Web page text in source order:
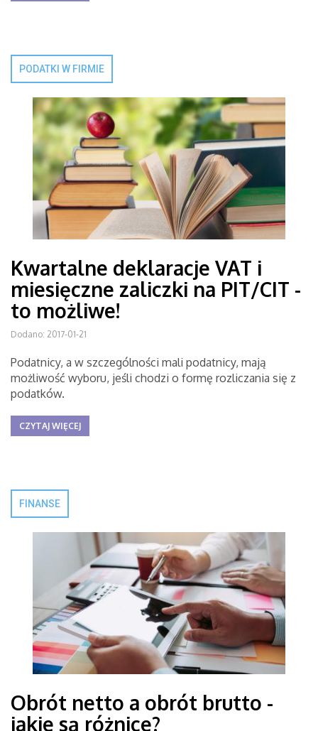
PODATKI W FIRMIE
Kwartalne deklaracje VAT i
miesięczne zaliczki na PIT/CIT -
to możliwe!
Dodano: 2017-01-21
Podatnicy, a w szczególności mali podatnicy, mają
możliwość wyboru, jeśli chodzi o formę rozliczania się z
podatków.
CZYTAJ WIĘCEJ
FINANSE
Obrót netto a obrót brutto -
jakie są różnice?